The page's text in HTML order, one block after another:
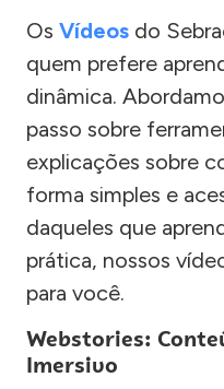
Os Vídeos do
quem prefere
dinâmica.
passo sobre
explicações sobre
forma simples e
daqueles que
prática, nossos
para você.
Webstories:
Imersivo